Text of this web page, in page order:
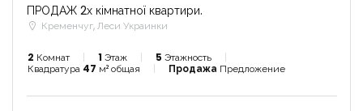
ПРОДАЖ 2х кімнатної квартири.
Кременчуг, Леси Украинки
2 Комнат 1 Этаж 5 Этажность
Квадратура 47 м² общая Продажа Предложение